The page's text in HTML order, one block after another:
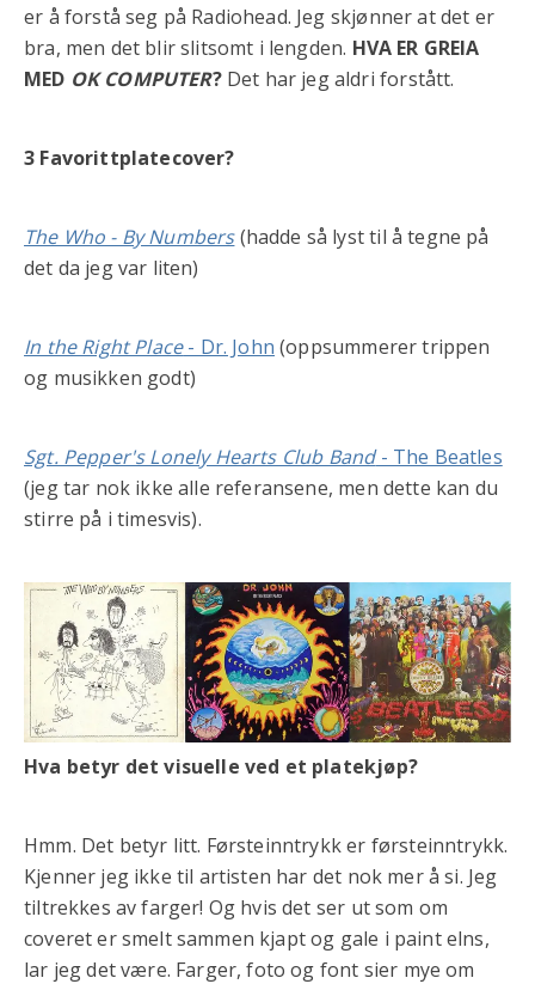
er å forstå seg på Radiohead. Jeg skjønner at det er
bra, men det blir slitsomt i lengden. HVA ER GREIA
MED OK COMPUTER?Det har jeg aldri forstått.
3 Favorittplatecover?
The Who - By Numbers(hadde så lyst til å tegne på
det da jeg var liten)
In the Right Place- Dr. John (oppsummerer trippen
og musikken godt)
Sgt. Pepper's Lonely Hearts Club Band- The Beatles
(jeg tar nok ikke alle referansene, men dette kan du
stirre på i timesvis).
Hva betyr det visuelle ved et platekjøp?
Hmm. Det betyr litt. Førsteinntrykk er førsteinntrykk.
Kjenner jeg ikke til artisten har det nok mer å si. Jeg
tiltrekkes av farger! Og hvis det ser ut som om
coveret er smelt sammen kjapt og gale i paint elns,
lar jeg det være. Farger, foto og font sier mye om